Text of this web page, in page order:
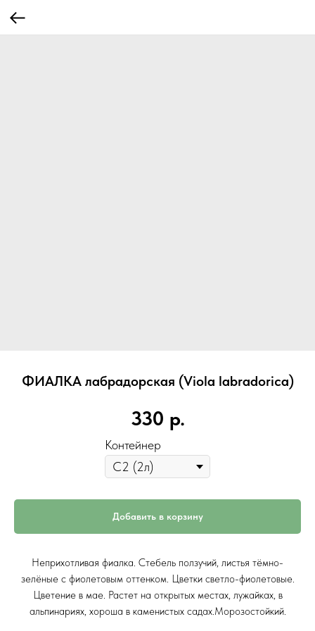
ФИАЛКА лабрадорская (Viola labradorica)
330 р.
Контейнер
Добавить в корзину
Неприхотливая фиалка. Стебель ползучий, листья тёмно-
зелёные с фиолетовым оттенком. Цветки светло-фиолетовые.
Цветение в мае. Растет на открытых местах, лужайках, в
альпинариях, хороша в каменистых садах.Морозостойкий.